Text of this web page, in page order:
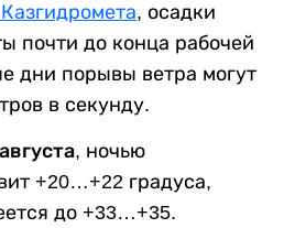
, осадки
почти до конца рабочей
дни порывы ветра могут
в секунду.
ночью
+20…+22 градуса,
до +33…+35.